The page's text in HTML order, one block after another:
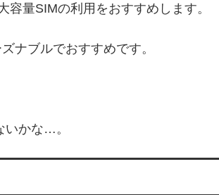
量SIMの利用をおすすめします。
ナブルでおすすめです。
いかな…。